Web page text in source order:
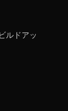
ルドアッ